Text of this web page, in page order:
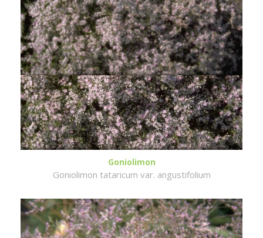
Goniolimon
Goniolimon tataricum var. angustifolium